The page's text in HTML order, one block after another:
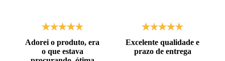
Adorei o produto, era
o que estava
Excelente qualidade e
prazo de entrega